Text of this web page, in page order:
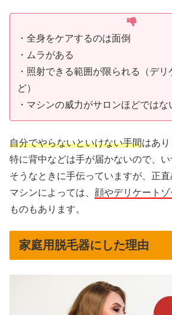
・全身をケアするのは面倒
・ムラがある
・照射できる範囲が限られる（デ
ど）
・マシンの威力がサロンほどではな
自分でやらないといけない手間はあり
特に背中などは手が届かないので、
そうなときに手伝っていますが、正直
マシンによっては、 顔やデリケート
ものもあります。
家庭用脱毛器にした理由